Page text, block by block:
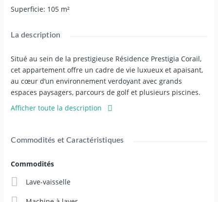
Superficie: 105 m²
La description
Situé au sein de la prestigieuse Résidence Prestigia Corail,
cet appartement offre un cadre de vie luxueux et apaisant,
au cœur d’un environnement verdoyant avec grands
espaces paysagers, parcours de golf et plusieurs piscines.
La résidence, sécurisée et de standing, dispose également
d’un parking privé et d’un gardien 24h/24. Entièrement
modernes et raffinées : il comprend deux suites parentales,
aménagée et équipée, et bénéficie d’une entrée de jardin
alliant confort, modernité et matériaux de qualité, idéal
Afficher toute la description
Commodités et Caractéristiques
Commodités
Lave-vaisselle